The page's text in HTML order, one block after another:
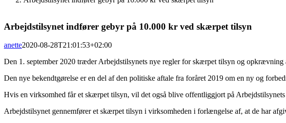
Arbejdstilsynet indfører gebyr på 10.000 kr ved skærpet tilsyn
anette2020-08-28T21:01:53+02:00
Den 1. september 2020 træder Arbejdstilsynets nye regler for skærpet tilsyn og
Den nye bekendtgørelse er en del af den politiske aftale fra foråret 2019 om en ny og
Hvis en virksomhed får et skærpet tilsyn, vil det også blive offentliggjort på
Arbejdstilsynet gennemfører et skærpet tilsyn i virksomheden i forlængelse af, at de har